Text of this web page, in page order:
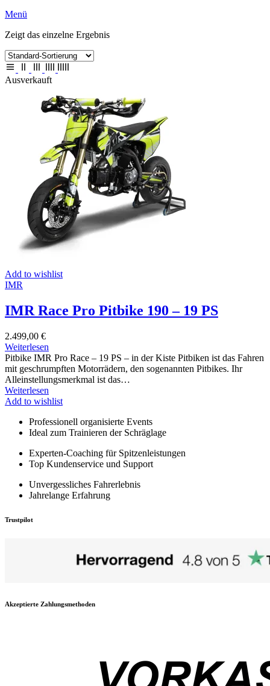
Menü
Zeigt das einzelne Ergebnis
Ausverkauft
Add to wishlist
IMR
IMR Race Pro Pitbike 190 – 19 PS
2.499,00 €
Weiterlesen
Pitbike IMR Pro Race – 19 PS – in der Kiste Pitbiken ist das Fahren
mit geschrumpften Motorrädern, den sogenannten Pitbikes. Ihr
Alleinstellungsmerkmal ist das…
Weiterlesen
Add to wishlist
Professionell organisierte Events
Ideal zum Trainieren der Schräglage
Experten-Coaching für Spitzenleistungen
Top Kundenservice und Support
Unvergessliches Fahrerlebnis
Jahrelange Erfahrung
Trustpilot
Akzeptierte Zahlungsmethoden